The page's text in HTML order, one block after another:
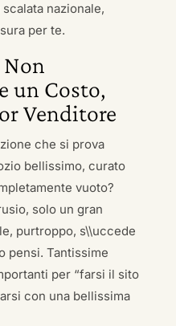
scalata nazionale,
per te.
un Costo,
Venditore
che si prova
bellissimo, curato
vuoto?
solo un gran
purtroppo, s\\uccede
pensi. Tantissime
per “farsi il sito
con una bellissima